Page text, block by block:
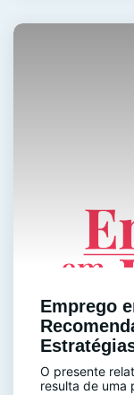
Emprego
O presente
resulta de uma